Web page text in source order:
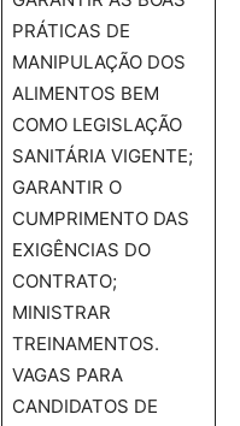
PRÁTICAS DE
MANIPULAÇÃO DOS
ALIMENTOS BEM
COMO LEGISLAÇÃO
SANITÁRIA VIGENTE;
GARANTIR O
CUMPRIMENTO DAS
EXIGÊNCIAS DO
CONTRATO;
MINISTRAR
TREINAMENTOS.
VAGAS PARA
CANDIDATOS DE